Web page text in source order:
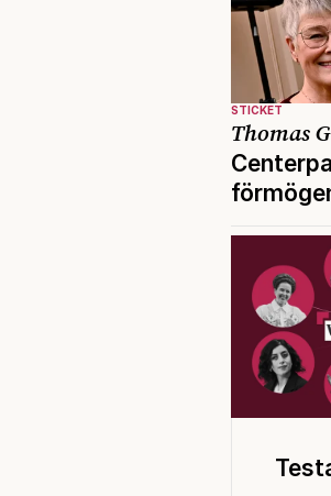
STICKET
Thomas